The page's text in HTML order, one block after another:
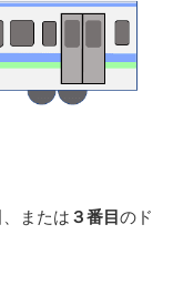
、または ３番目 のド